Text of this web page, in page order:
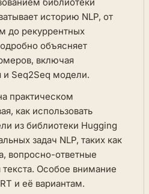
историю NLP, от
до рекуррентных
объясняет
включая
Seq2Seq модели.
практическом
как использовать
из библиотеки Hugging
задач NLP, таких как
вопросно-ответные
Особое внимание
и её вариантам.